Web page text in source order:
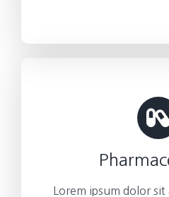
Lorem ipsum dolor